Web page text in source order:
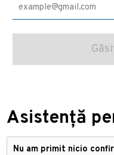
Asistență
Nu am primit nicio